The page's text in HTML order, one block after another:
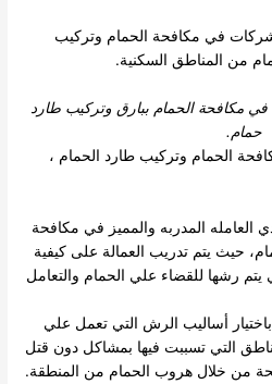
في مكافحة الحمام وتركيب
من المناطق السكنية.
في مكافحة الحمام ببارق وتركيب طارد
حمام.
الحمام وتركيب طارد الحمام ،
العامله المدربه والمميز في مكافحة
حيث يتم تدريب العمالة على كيفية
يتم رشها للقضاء علي الحمام والتعامل
أساليب الرش التي تعمل علي
التي تسببت فيها بمشاكل دون قتل
من خلال هروب الحمام من المنطقة.